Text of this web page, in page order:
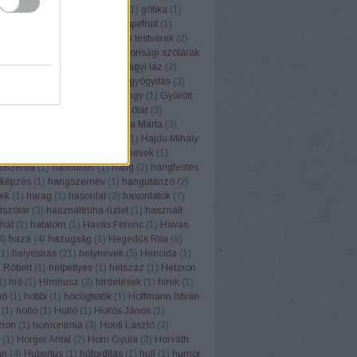
(1) górugrány 1) gótika (1)
grapefruit (1)
Grimm testvérek (2)
gyakorisági szótárak
(6) gyereknyelv gyermekágyi láz (2)
gyógyítás (3)
gyöngy (1) Győrött
gyümölcsnévszótár (3)
H. Varga Márta (3)
1) Hajdú Mihály
halnevek (1)
(1) hancúrléc (1) hang (2) hangfestés
(1) hangszernév (1) hangutánzó (2)
(1) harag (1) hasonlat (2) hasonlatok (7)
(3) használtruha-üzlet (1) használt
hát (1) hatalom (1) Havas Ferenc (1) Havas
) haza (4) hazugság (1) Hegedűs Rita (8)
1) helyesírás (21) helynevek (5) Hencida (1)
Róbert (1) hétpettyes (1) hétszáz (1) Hetzron
) híd (1) Himnusz (2) hirdetések (1) hírek (1)
(1) hobbi (1) höcögtetők (1) Hoffmann István
(1) holló (1) Holló (1) Hollós János (1)
(1) homonímia (3) Honti László (3)
(1) Horger Antal (2) Horn Gyula (2) Horváth
(4) Hubertus (1) hűfordítás (1) hull (1) humor